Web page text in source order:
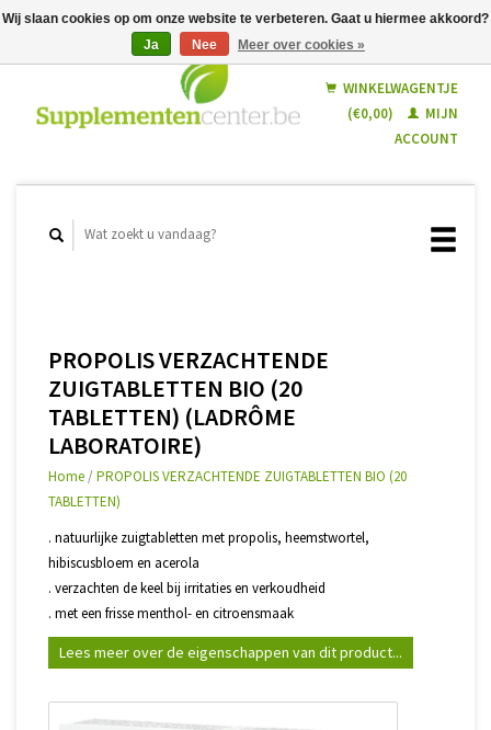
Nederlands
WINKELWAGENTJE
(€0,00)
MIJN
ACCOUNT
PROPOLIS VERZACHTENDE
ZUIGTABLETTEN BIO (20
TABLETTEN) (LADRÔME
LABORATOIRE)
Home /PROPOLIS VERZACHTENDE ZUIGTABLETTEN BIO (20
TABLETTEN)
. natuurlijke zuigtabletten met propolis, heemstwortel,
hibiscusbloem en acerola
. verzachten de keel bij irritaties en verkoudheid
. met een frisse menthol- en citroensmaak
Lees meer over de eigenschappen van dit product...
Wij slaan cookies op om onze website te verbeteren. Gaat u hiermee akkoord?
Ja
Nee Meer over cookies »